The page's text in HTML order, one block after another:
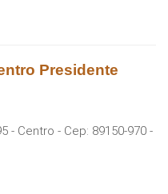
Presidente
- Centro - Cep: 89150-970 -